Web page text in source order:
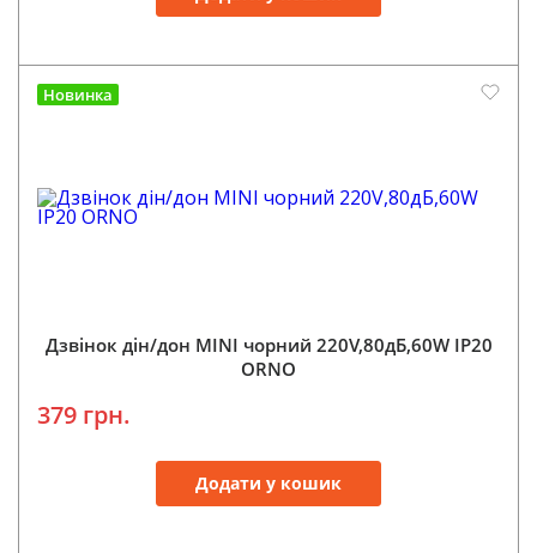
Новинка
Дзвінок дін/дон MINI чорний 220V,80дБ,60W IP20
ORNO
379 грн.
Додати у кошик